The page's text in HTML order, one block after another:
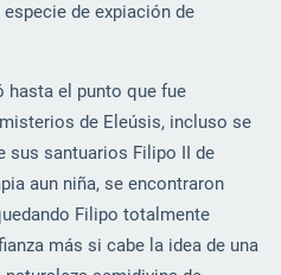
de expiación de
hasta el punto que fue
de Eleúsis, incluso se
sus santuarios Filipo II de
aun niña, se encontraron
Filipo totalmente
más si cabe la idea de una